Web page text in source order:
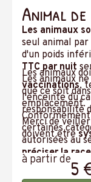
Animal
JOUR)
Les animaux
seul animal
d'un poids
TTC par nuit
Les animaux
que ce soit
emplacement.
Les animaux
vaccinations,
l'enceinte du
responsabilité
Merci de
doivent être
certaines
autorisées au
préciser la
réservation.
à partir de5